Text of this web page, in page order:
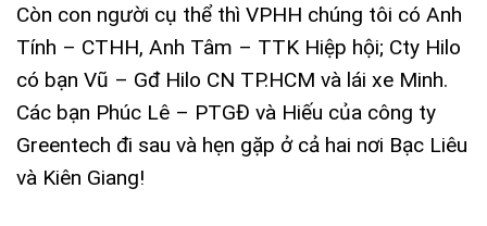
Còn con người cụ thể thì VPHH chúng tôi có Anh
Tính – CTHH, Anh Tâm – TTK Hiệp hội; Cty Hilo
có bạn Vũ – Gđ Hilo CN TP.HCM và lái xe Minh.
Các bạn Phúc Lê – PTGĐ và Hiếu của công ty
Greentech đi sau và hẹn gặp ở cả hai nơi Bạc Liêu
và Kiên Giang!